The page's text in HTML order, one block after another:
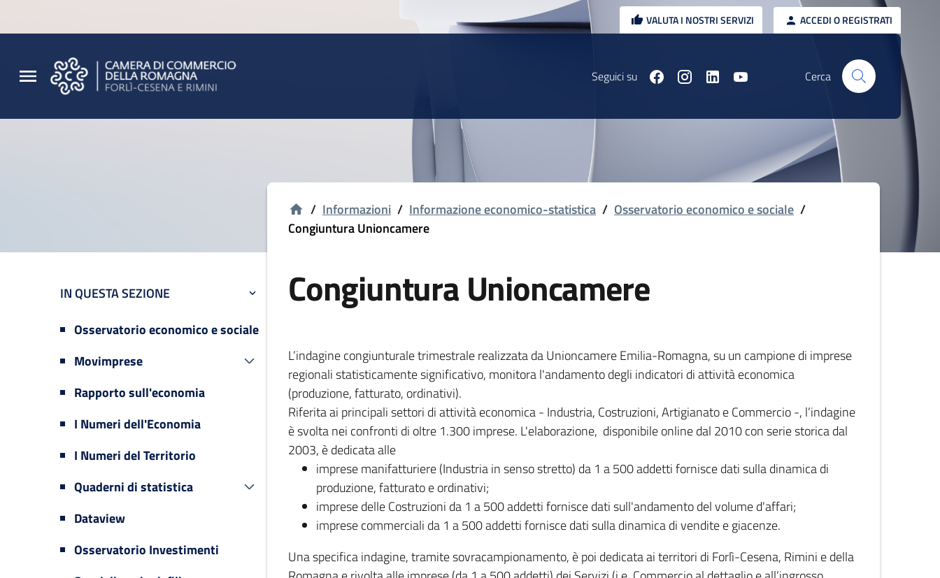
VALUTA I NOSTRI SERVIZI ACCEDI O REGISTRATI
Seguici su Cerca
IN QUESTA SEZIONE
Osservatorio economico e sociale
Movimprese
Rapporto sull'economia
I Numeri dell'Economia
I Numeri del Territorio
Quaderni di statistica
Dataview
Osservatorio Investimenti
/ Informazioni / Informazione economico-statistica / Osservatorio economico e sociale /
Congiuntura Unioncamere
Congiuntura Unioncamere
L’indagine congiunturale trimestrale realizzata da Unioncamere Emilia-Romagna, su un campione di imprese
regionali statisticamente significativo, monitora l'andamento degli indicatori di attività economica
(produzione, fatturato, ordinativi).
Riferita ai principali settori di attività economica - Industria, Costruzioni, Artigianato e Commercio -, l’indagine
è svolta nei confronti di oltre 1.300 imprese. L'elaborazione, disponibile online dal 2010 con serie storica dal
2003, è dedicata alle
imprese manifatturiere (Industria in senso stretto) da 1 a 500 addetti fornisce dati sulla dinamica di
produzione, fatturato e ordinativi;
imprese delle Costruzioni da 1 a 500 addetti fornisce dati sull'andamento del volume d'affari;
imprese commerciali da 1 a 500 addetti fornisce dati sulla dinamica di vendite e giacenze.
Una specifica indagine, tramite sovracampionamento, è poi dedicata ai territori di Forlì-Cesena, Rimini e della